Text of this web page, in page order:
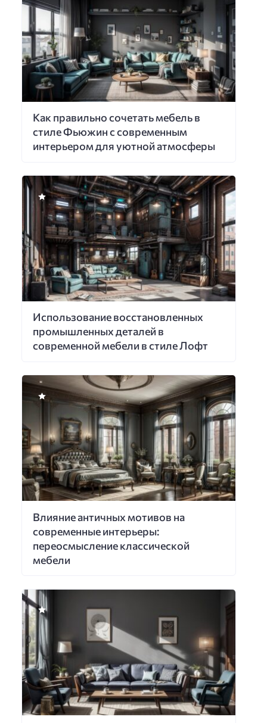
Как правильно сочетать мебель в
стиле Фьюжин с современным
интерьером для уютной атмосферы
Использование восстановленных
промышленных деталей в
современной мебели в стиле Лофт
Влияние античных мотивов на
современные интерьеры:
переосмысление классической
мебели